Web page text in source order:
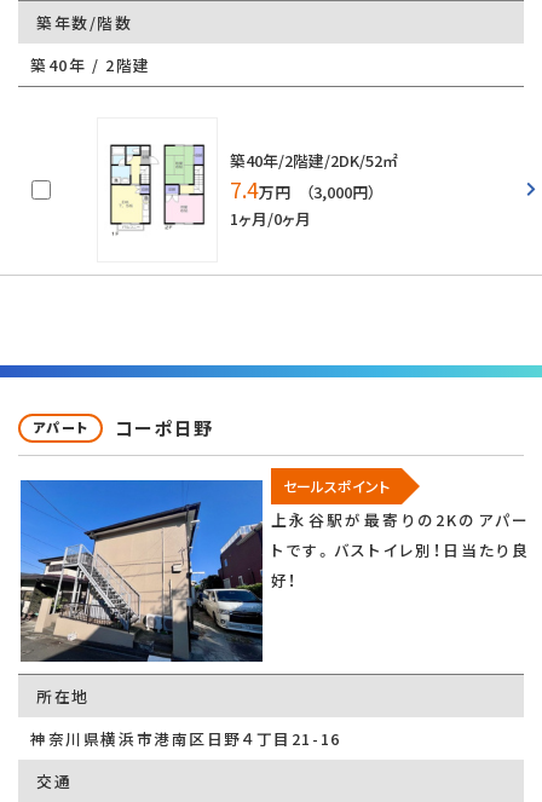
築年数/階数
築40年 / 2階建
築40年/2階建/2DK/52㎡
7.4万円 （3,000円）
1ヶ月/0ヶ月
アパート コーポ日野
セールスポイント
上永谷駅が最寄りの2Kのアパー
トです。バストイレ別！日当たり良
好！
所在地
神奈川県横浜市港南区日野４丁目21-16
交通